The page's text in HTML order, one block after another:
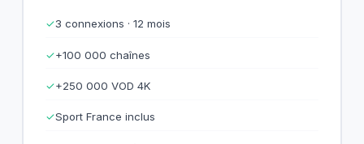
✓3 connexions · 12 mois
✓+100 000 chaînes
✓+250 000 VOD 4K
✓Sport France inclus